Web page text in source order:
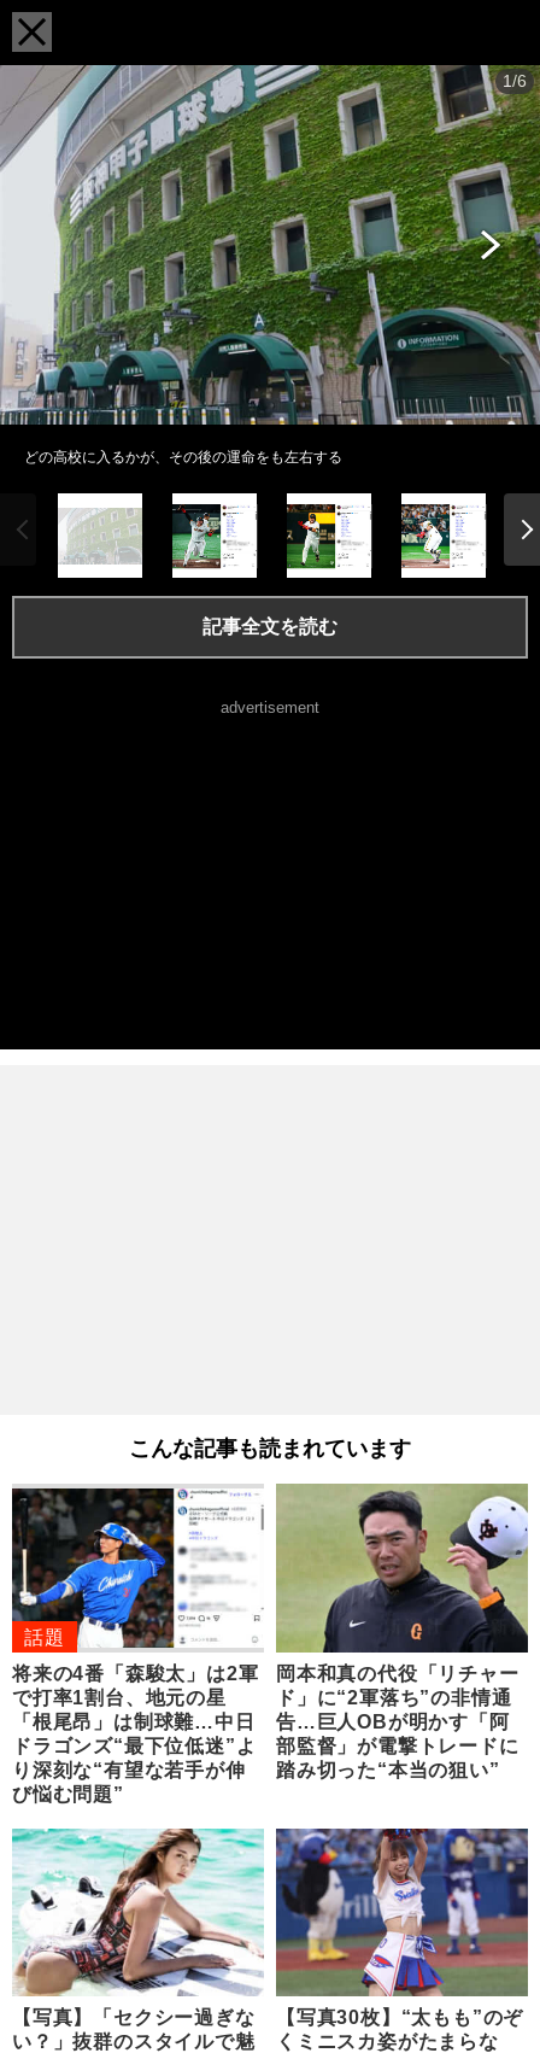
1/6
どの高校に入るかが、その後の運命をも左右する
記事全文を読む
advertisement
こんな記事も読まれています
話題
将来の4番「森駿太」は2軍
で打率1割台、地元の星
「根尾昂」は制球難…中日
ドラゴンズ“最下位低迷”よ
り深刻な“有望な若手が伸
び悩む問題”
岡本和真の代役「リチャー
ド」に“2軍落ち”の非情通
告…巨人OBが明かす「阿
部監督」が電撃トレードに
踏み切った“本当の狙い”
【写真】「セクシー過ぎな
い？」抜群のスタイルで魅
【写真30枚】“太もも”のぞ
くミニスカ姿がたまらな